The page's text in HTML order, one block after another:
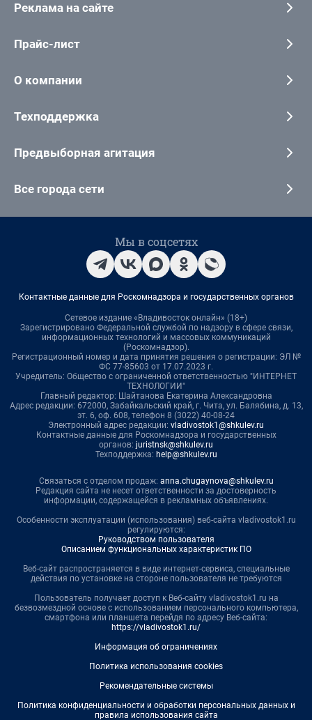
Реклама на сайте
Прайс-лист
О компании
Техподдержка
Предвыборная агитация
Все города сети
Мы в соцсетях
Контактные данные для Роскомнадзора и государственных органов
Сетевое издание «Владивосток онлайн» (18+)
Зарегистрировано Федеральной службой по надзору в сфере связи,
информационных технологий и массовых коммуникаций
(Роскомнадзор).
Регистрационный номер и дата принятия решения о регистрации: ЭЛ №
ФС 77-85603 от 17.07.2023 г.
Учредитель: Общество с ограниченной ответственностью "ИНТЕРНЕТ
ТЕХНОЛОГИИ"
Главный редактор: Шайтанова Екатерина Александровна
Адрес редакции: 672000, Забайкальский край, г. Чита, ул. Балябина, д. 13,
эт. 6, оф. 608, телефон 8 (3022) 40-08-24
Электронный адрес редакции: vladivostok1@shkulev.ru
Контактные данные для Роскомнадзора и государственных
органов: juristnsk@shkulev.ru
Техподдержка: help@shkulev.ru
Связаться с отделом продаж: anna.chugaynova@shkulev.ru
Редакция сайта не несет ответственности за достоверность
информации, содержащейся в рекламных объявлениях.
Особенности эксплуатации (использования) веб-сайта vladivostok1.ru
регулируются:
Руководством пользователя
Описанием функциональных характеристик ПО
Веб-сайт распространяется в виде интернет-сервиса, специальные
действия по установке на стороне пользователя не требуются
Пользователь получает доступ к Веб-сайту vladivostok1.ru на
безвозмездной основе с использованием персонального компьютера,
смартфона или планшета перейдя по адресу Веб-сайта:
https://vladivostok1.ru/
Информация об ограничениях
Политика использования cookies
Рекомендательные системы
Политика конфиденциальности и обработки персональных данных и
правила использования сайта